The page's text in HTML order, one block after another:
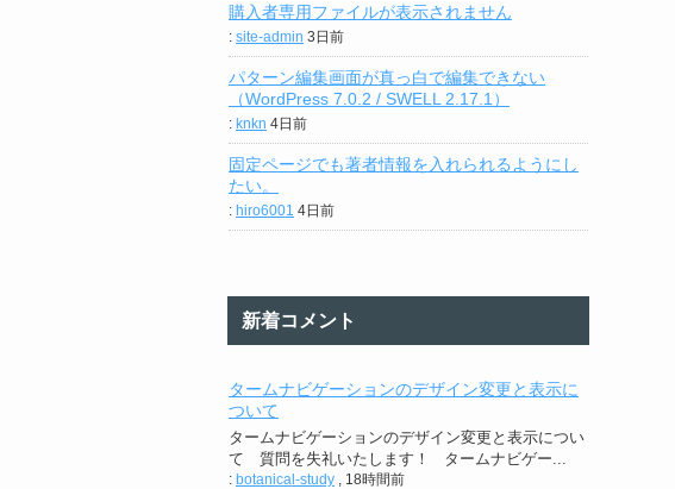
購入者専用ファイルが表示されません
: site-admin 3日前
パターン編集画面が真っ白で編集できない
（WordPress 7.0.2 / SWELL 2.17.1）
: knkn 4日前
固定ページでも著者情報を入れられるようにし
たい。
: hiro6001 4日前
新着コメント
タームナビゲーションのデザイン変更と表示に
ついて
タームナビゲーションのデザイン変更と表示につい
て 質問を失礼いたします！ タームナビゲー...
: botanical-study 18時間前